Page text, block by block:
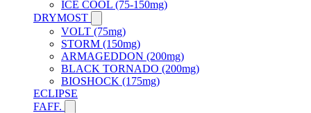
ICE COOL (75-150mg)
DRYMOST
VOLT (75mg)
STORM (150mg)
ARMAGEDDON (200mg)
BLACK TORNADO (200mg)
BIOSHOCK (175mg)
ECLIPSE
FAFF.